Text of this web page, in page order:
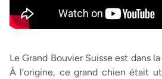
Le Grand Bouvier Suisse est dans
À l’origine, ce grand chien était